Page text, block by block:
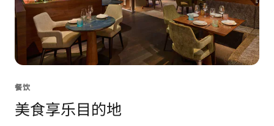
餐饮
美食享乐目的地